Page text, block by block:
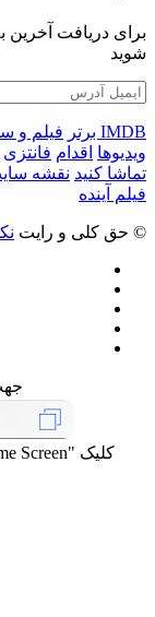
برای دریافت آخرین
شوید
IMDB برتر فیلم و
ویدیوها اقدام فانتزی
تماشا کنید نقشه
فیلم آینده
© حق کلی و رایت